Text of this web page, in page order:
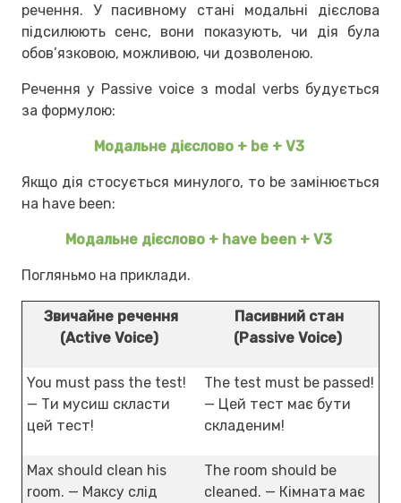
речення. У пасивному стані модальні дієслова
підсилюють сенс, вони показують, чи дія була
обов’язковою, можливою, чи дозволеною.
Речення у Passive voice з modal verbs будується
за формулою:
Модальне дієслово + be + V3
Якщо дія стосується минулого, то be замінюється
на have been:
Модальне дієслово + have been + V3
Погляньмо на приклади.
Звичайне речення
(Active Voice)
Пасивний стан
(Passive Voice)
You must pass the test!
— Ти мусиш скласти
цей тест!
The test must be passed!
— Цей тест має бути
складеним!
Max should clean his
room. — Максу слід
The room should be
cleaned. — Кімната має